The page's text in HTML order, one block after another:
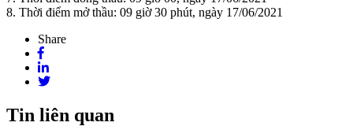
8. Thời điểm mở thầu: 09 giờ 30 phút, ngày 17/06/2021
Share
Tin liên quan